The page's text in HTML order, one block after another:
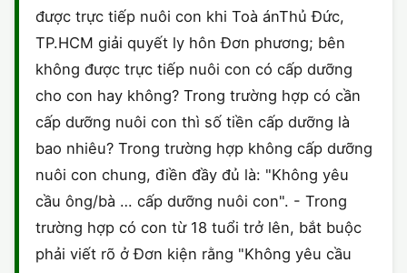
được trực tiếp nuôi con khi Toà ánThủ Đức,
TP.HCM giải quyết ly hôn Đơn phương; bên
không được trực tiếp nuôi con có cấp dưỡng
cho con hay không? Trong trường hợp có cần
cấp dưỡng nuôi con thì số tiền cấp dưỡng là
bao nhiêu? Trong trường hợp không cấp dưỡng
nuôi con chung, điền đầy đủ là: "Không yêu
cầu ông/bà … cấp dưỡng nuôi con". - Trong
trường hợp có con từ 18 tuổi trở lên, bắt buộc
phải viết rõ ở Đơn kiện rằng "Không yêu cầu